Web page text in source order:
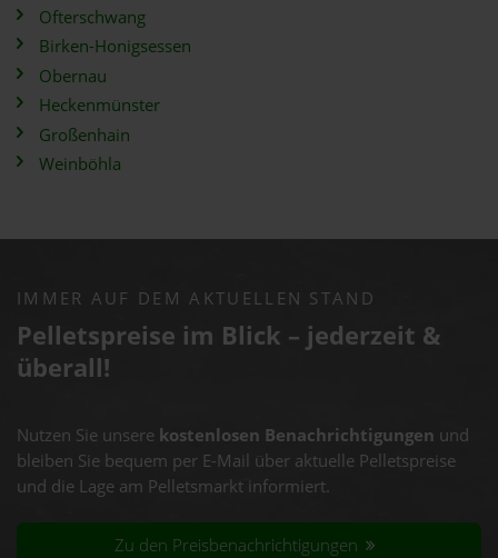
Ofterschwang
Birken-Honigsessen
Obernau
Heckenmünster
Großenhain
Weinböhla
IMMER AUF DEM AKTUELLEN STAND
Pelletspreise im Blick – jederzeit &
überall!
Nutzen Sie unsere kostenlosen Benachrichtigungen und
bleiben Sie bequem per E-Mail über aktuelle Pelletspreise
und die Lage am Pelletsmarkt informiert.
Zu den Preisbenachrichtigungen